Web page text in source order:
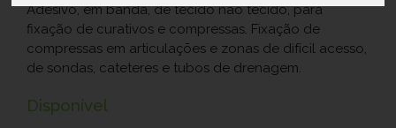
Adesivo, em banda, de tecido não tecido, para
fixação de curativos e compressas. Fixação de
compressas em articulações e zonas de difícil acesso,
de sondas, cateteres e tubos de drenagem.
Disponível